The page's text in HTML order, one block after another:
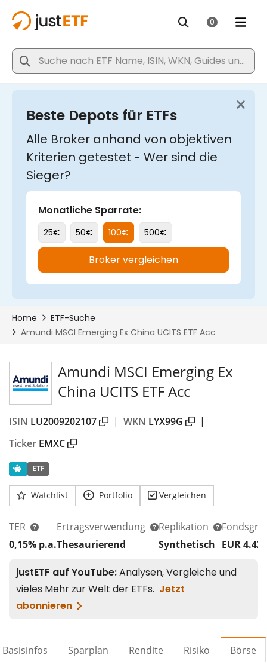
Amundi MSCI Emerging Ex
China UCITS ETF Acc
ISIN LU2009202107 | WKN LYX99G
|
Ticker EMXC
ETF
Watchlist Portfolio Vergleichen
TER
0,15% p.a.
Ertragsverwendung
Thesaurierend
Replikation
Synthetisch EUR
Basisinfos Sparplan Rendite Risiko Börse